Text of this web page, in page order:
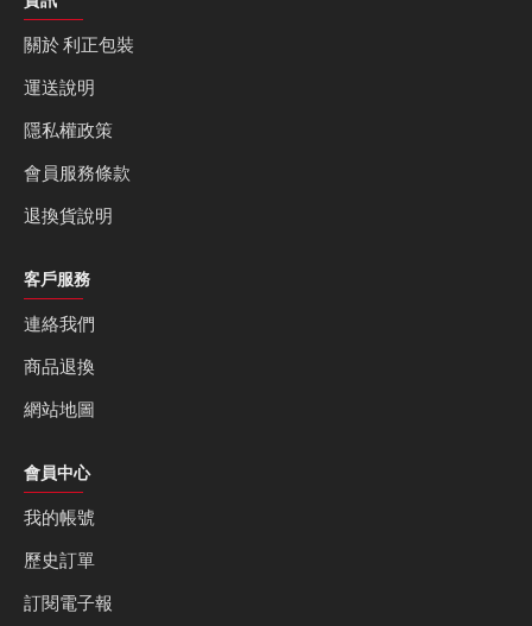
關於 利正包裝
運送說明
隱私權政策
會員服務條款
退換貨說明
客戶服務
連絡我們
商品退換
網站地圖
會員中心
我的帳號
歷史訂單
訂閱電子報